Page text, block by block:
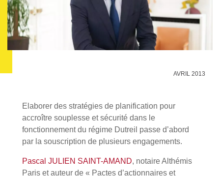
AVRIL 2013
Elaborer des stratégies de planification pour
accroître souplesse et sécurité dans le
fonctionnement du régime Dutreil passe d’abord
par la souscription de plusieurs engagements.
Pascal JULIEN SAINT-AMAND, notaire Althémis
Paris et auteur de « Pactes d’actionnaires et